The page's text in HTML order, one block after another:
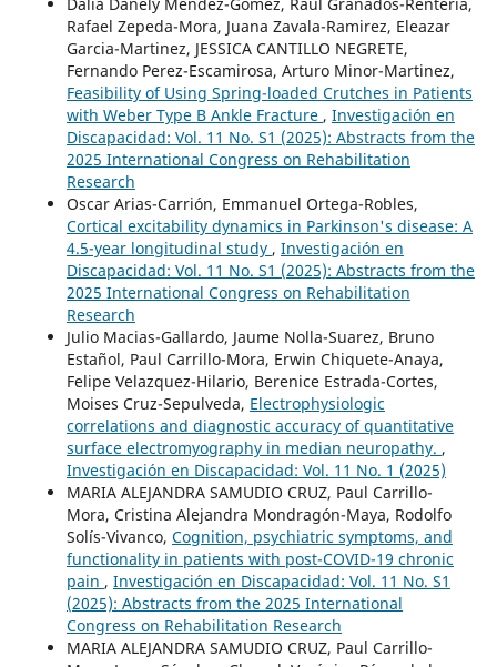
Rafael Zepeda-Mora, Juana Zavala-Ramirez, Eleazar
Garcia-Martinez, JESSICA CANTILLO NEGRETE,
Fernando Perez-Escamirosa, Arturo Minor-Martinez,
Feasibility of Using Spring-loaded Crutches in Patients
with Weber Type B Ankle Fracture , Investigación en
Discapacidad: Vol. 11 No. S1 (2025): Abstracts from the
2025 International Congress on Rehabilitation
Research
Oscar Arias-Carrión, Emmanuel Ortega-Robles,
Cortical excitability dynamics in Parkinson's disease: A
4.5-year longitudinal study , Investigación en
Discapacidad: Vol. 11 No. S1 (2025): Abstracts from the
2025 International Congress on Rehabilitation
Research
Julio Macias-Gallardo, Jaume Nolla-Suarez, Bruno
Estañol, Paul Carrillo-Mora, Erwin Chiquete-Anaya,
Felipe Velazquez-Hilario, Berenice Estrada-Cortes,
Moises Cruz-Sepulveda, Electrophysiologic
correlations and diagnostic accuracy of quantitative
surface electromyography in median neuropathy. ,
Investigación en Discapacidad: Vol. 11 No. 1 (2025)
MARIA ALEJANDRA SAMUDIO CRUZ, Paul Carrillo-
Mora, Cristina Alejandra Mondragón-Maya, Rodolfo
Solís-Vivanco, Cognition, psychiatric symptoms, and
functionality in patients with post-COVID-19 chronic
pain , Investigación en Discapacidad: Vol. 11 No. S1
(2025): Abstracts from the 2025 International
Congress on Rehabilitation Research
MARIA ALEJANDRA SAMUDIO CRUZ, Paul Carrillo-